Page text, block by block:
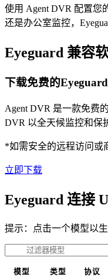
使用 Agent DVR 配置您
还是办公室监控，
Eyeguard 兼容
下载免费的
Agent DVR 是一款免费
DVR 以全天候监控和保
*如需安全的远程访问或
立即下载
Eyeguard 连接
提示：点击一个模型以
模型 类型 协议